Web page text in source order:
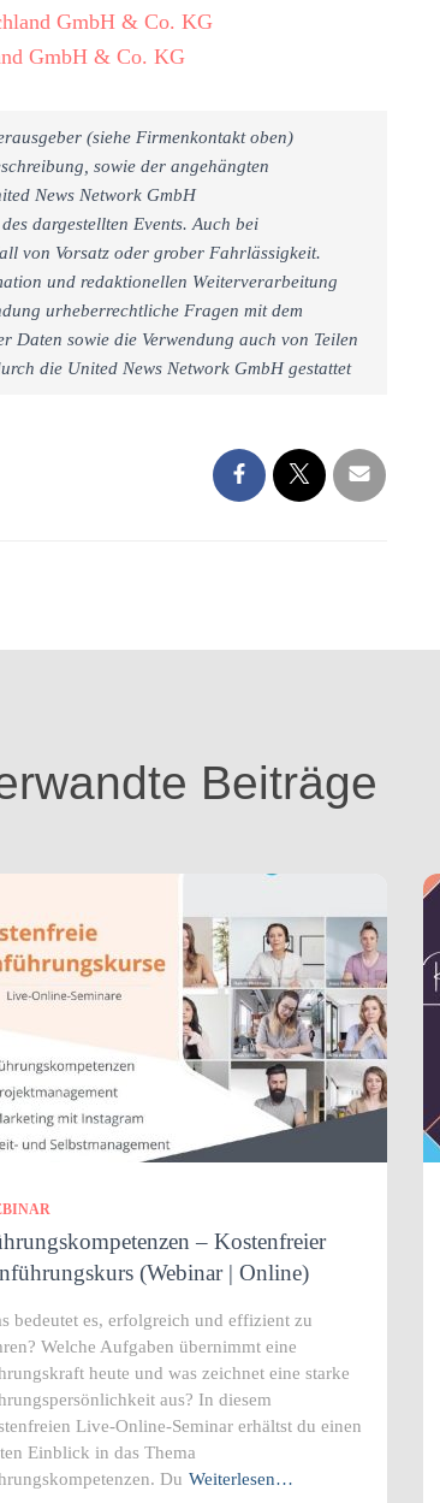
GmbH & Co. KG
GmbH & Co. KG
(siehe Firmenkontakt oben)
sowie der angehängten
News Network GmbH
dargestellten Events. Auch bei
von Vorsatz oder grober Fahrlässigkeit.
und redaktionellen Weiterverarbeitung
urheberrechtliche Fragen mit dem
Daten sowie die Verwendung auch von Teilen
die United News Network GmbH gestattet
Beiträge
– Kostenfreier
(Webinar | Online)
bedeutet es, erfolgreich und effizient zu
Welche Aufgaben übernimmt eine
heute und was zeichnet eine starke
aus? In diesem
Live-Online-Seminar erhältst du einen
Einblick in das Thema
Du Weiterlesen…